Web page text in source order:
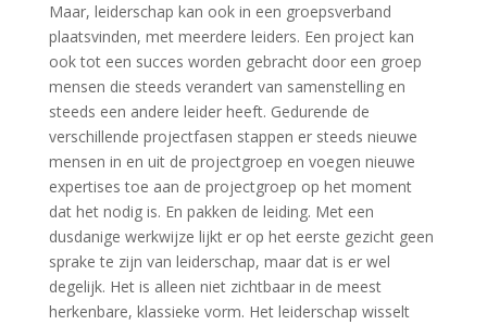
Maar, leiderschap kan ook in een groepsverband
plaatsvinden, met meerdere leiders. Een project kan
ook tot een succes worden gebracht door een groep
mensen die steeds verandert van samenstelling en
steeds een andere leider heeft. Gedurende de
verschillende projectfasen stappen er steeds nieuwe
mensen in en uit de projectgroep en voegen nieuwe
expertises toe aan de projectgroep op het moment
dat het nodig is. En pakken de leiding. Met een
dusdanige werkwijze lijkt er op het eerste gezicht geen
sprake te zijn van leiderschap, maar dat is er wel
degelijk. Het is alleen niet zichtbaar in de meest
herkenbare, klassieke vorm. Het leiderschap wisselt